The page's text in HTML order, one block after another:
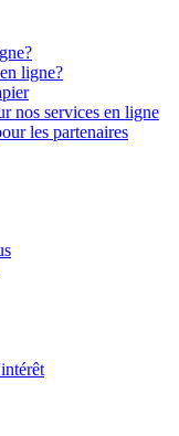
ligne?
nos services en ligne
les partenaires